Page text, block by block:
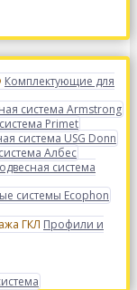
Комплектующие для
система Armstrong
Primet
система USG Donn
Албес
система
системы Ecophon
Профили и